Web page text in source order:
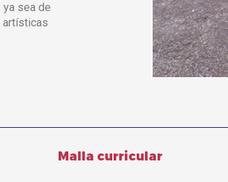
sea de
artísticas
Malla curricular